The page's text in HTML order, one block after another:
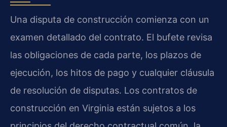
Una disputa de construcción comienza con un
examen detallado del contrato. El bufete revisa
las obligaciones de cada parte, los plazos de
ejecución, los hitos de pago y cualquier cláusula
de resolución de disputas. Los contratos de
construcción en Virginia están sujetos a los